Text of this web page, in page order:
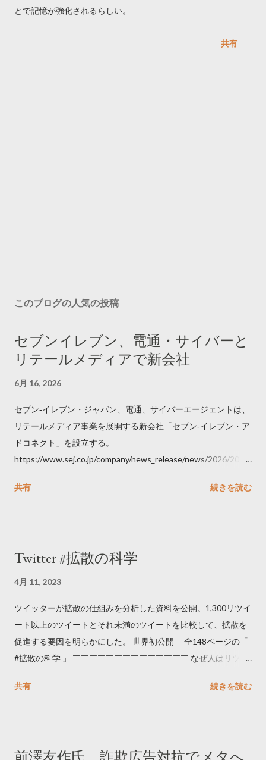
とで記憶が強化されるらしい。
共有
このブログの人気の投稿
セブンイレブン、電通・サイバーと
リテールメディアで新会社
6月 16, 2026
セブン‐イレブン・ジャパン、電通、サイバーエージェントは、
リテールメディア事業を展開する新会社「セブン‐イレブン・ア
ドコネクト」を設立する。
https://www.sej.co.jp/company/news_release/news/2026/2026
共有
続きを読む
Twitter #拡散の科学
4月 11, 2023
ツイッターが拡散の仕組みを分析した資料を公開。1,300リツイ
ート以上のツイートとそれ未満のツイートを比較して、拡散を
促進する要因を明らかにした。 世界初公開 全148ページの「
#拡散の科学 」 ￣￣￣￣￣￣￣￣￣￣￣￣￣￣ なぜ人はリツイ
学しました。 ー バズの目安は1300リツイート ー 人は16の熱量
トするのか？ https://marketing.twitter.com/ja/insights/kakusan
共有 続きを読む